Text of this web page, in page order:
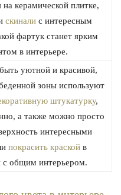
на керамической плитке,
скинали с интересным
фартук станет ярким
в интерьере.
уютной и красивой,
зоны используют
штукатурку,
а также можно просто
интересными
покрасить краской в
с общим интерьером.